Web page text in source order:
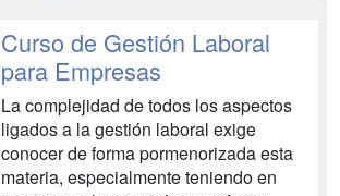
respecto al régimen jurídico del salario,
sus garantías, documentación,...
Curso de Gestión Laboral
para Empresas
La complejidad de todos los aspectos
ligados a la gestión laboral exige
conocer de forma pormenorizada esta
materia, especialmente teniendo en